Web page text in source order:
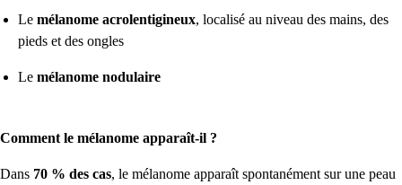
Le mélanome acrolentigineux, localisé au niveau des mains, des
pieds et des ongles
Le mélanome nodulaire
Comment le mélanome apparaît-il ?
Dans 70 % des cas, le mélanome apparaît spontanément sur une peau